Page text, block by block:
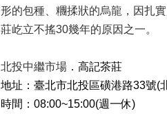
形的包種、糰揉狀的烏龍，因扎
莊屹立不搖30幾年的原因之一。
北投中繼市場 ．高記茶莊
地址：臺北市北投區磺港路33號(
時間：08:00~15:00(週一休)